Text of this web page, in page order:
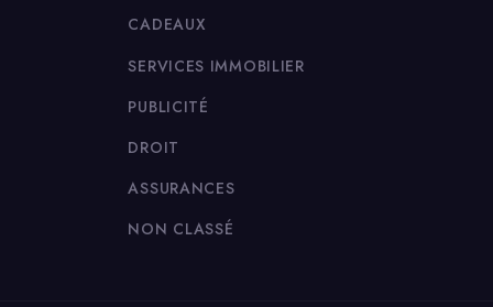
CADEAUX
SERVICES IMMOBILIER
PUBLICITÉ
DROIT
ASSURANCES
NON CLASSÉ